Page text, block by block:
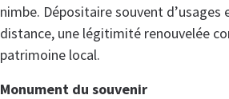
nimbe. Dépositaire souvent
distance, une légitimité renouvelée
patrimoine local.
Monument du souvenir